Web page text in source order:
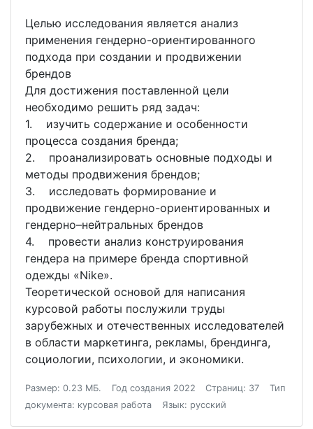
Целью исследования является анализ
применения гендерно-ориентированного
подхода при создании и продвижении
брендов
Для достижения поставленной цели
необходимо решить ряд задач:
1. изучить содержание и особенности
процесса создания бренда;
2. проанализировать основные подходы и
методы продвижения брендов;
3. исследовать формирование и
продвижение гендерно-ориентированных и
гендерно–нейтральных брендов
4. провести анализ конструирования
гендера на примере бренда спортивной
одежды «Nike».
Теоретической основой для написания
курсовой работы послужили труды
зарубежных и отечественных исследователей
в области маркетинга, рекламы, брендинга,
социологии, психологии, и экономики.
Размер: 0.23 МБ. Год создания 2022 Страниц: 37
Тип
документа: курсовая работа
Язык: русский